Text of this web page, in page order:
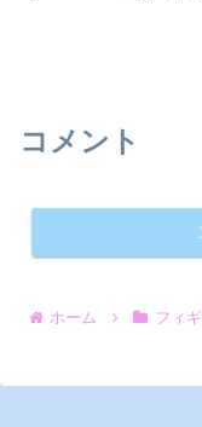
コメント
ホーム フィ